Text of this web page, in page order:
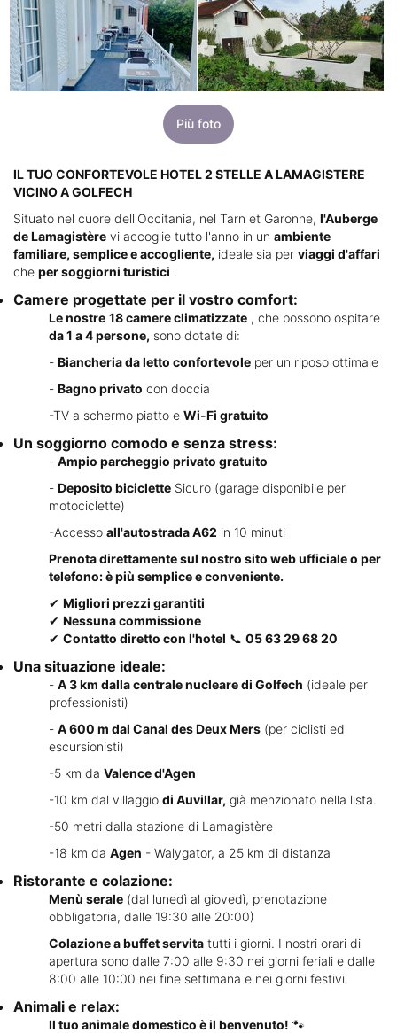
Più foto
IL TUO CONFORTEVOLE HOTEL 2 STELLE A LAMAGISTERE
VICINO A GOLFECH
Situato nel cuore dell'Occitania, nel Tarn et Garonne, l'Auberge
de Lamagistère vi accoglie tutto l'anno in un ambiente
familiare, semplice e accogliente, ideale sia per viaggi d'affari
che per soggiorni turistici .
Camere progettate per il vostro comfort:
Le nostre 18 camere climatizzate , che possono ospitare
da 1 a 4 persone, sono dotate di:
- Biancheria da letto confortevole per un riposo ottimale
- Bagno privato con doccia
-TV a schermo piatto e Wi-Fi gratuito
Un soggiorno comodo e senza stress:
- Ampio parcheggio privato gratuito
- Deposito biciclette Sicuro (garage disponibile per
motociclette)
-Accesso all'autostrada A62 in 10 minuti
Prenota direttamente sul nostro sito web ufficiale o per
telefono: è più semplice e conveniente.
✔ Migliori prezzi garantiti
✔ Nessuna commissione
✔ Contatto diretto con l'hotel 📞 05 63 29 68 20
Una situazione ideale:
- A 3 km dalla centrale nucleare di Golfech (ideale per
professionisti)
- A 600 m dal Canal des Deux Mers (per ciclisti ed
escursionisti)
-5 km da Valence d'Agen
-10 km dal villaggio di Auvillar, già menzionato nella lista.
-50 metri dalla stazione di Lamagistère
-18 km da Agen - Walygator, a 25 km di distanza
Ristorante e colazione:
Menù serale (dal lunedì al giovedì, prenotazione
obbligatoria, dalle 19:30 alle 20:00)
Colazione a buffet servita tutti i giorni. I nostri orari di
apertura sono dalle 7:00 alle 9:30 nei giorni feriali e dalle
8:00 alle 10:00 nei fine settimana e nei giorni festivi.
Animali e relax:
Il tuo animale domestico è il benvenuto! 🐾